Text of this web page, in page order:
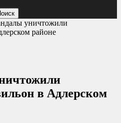
уничтожили
районе
в Адлерском